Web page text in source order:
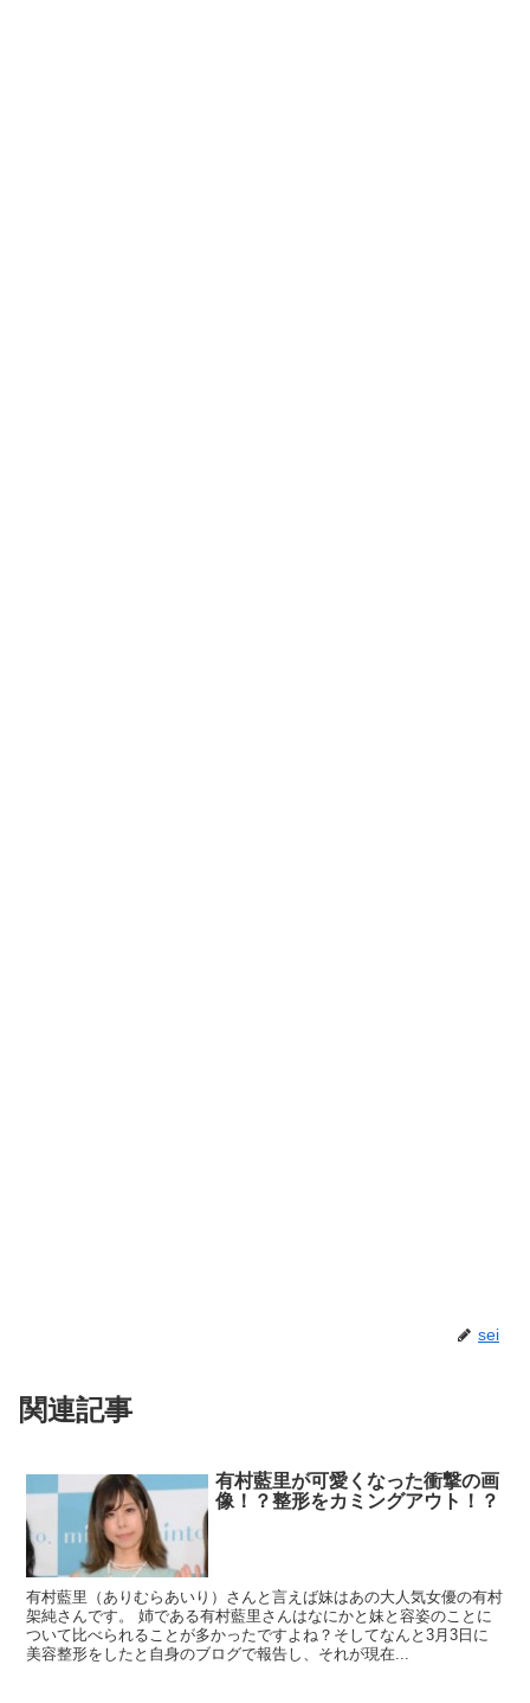
sei
関連記事
有村藍里が可愛くなった衝撃の画
像！？整形をカミングアウト！？
有村藍里（ありむらあいり）さんと言えば妹はあの大人気女優の有村
架純さんです。 姉である有村藍里さんはなにかと妹と容姿のことに
ついて比べられることが多かったですよね？そしてなんと3月3日に
美容整形をしたと自身のブログで報告し、それが現在...